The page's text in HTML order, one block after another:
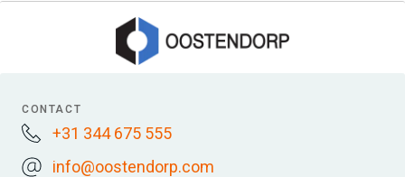
CONTACT
+31 344 675 555
info@oostendorp.com